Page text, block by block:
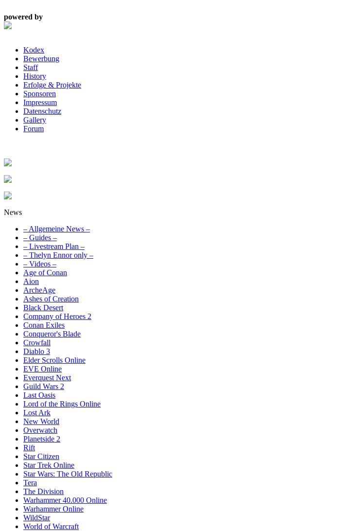
powered by
Kodex
Bewerbung
Staff
History
Erfolge & Projekte
Sponsoren
Impressum
Datenschutz
Gallery
Forum
News
– Allgemeine News –
– Guides –
– Livestream Plan –
– Thelyn Ennor only –
– Videos –
Age of Conan
Aion
ArcheAge
Ashes of Creation
Black Desert
Company of Heroes 2
Conan Exiles
Conqueror's Blade
Crowfall
Diablo 3
Elder Scrolls Online
EVE Online
Everquest Next
Guild Wars 2
Last Oasis
Lord of the Rings Online
Lost Ark
New World
Overwatch
Planetside 2
Rift
Star Citizen
Star Trek Online
Star Wars: The Old Republic
Tera
The Division
Warhammer 40.000 Online
Warhammer Online
WildStar
World of Warcraft